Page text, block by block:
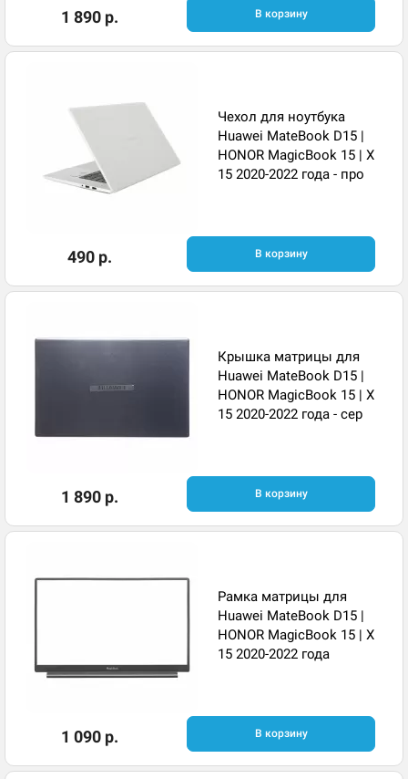
1 890 р. В корзину
Чехол для ноутбука
Huawei MateBook D15 |
HONOR MagicBook 15 | X
15 2020-2022 года - про
490 р. В корзину
Крышка матрицы для
Huawei MateBook D15 |
HONOR MagicBook 15 | X
15 2020-2022 года - сер
1 890 р. В корзину
Рамка матрицы для
Huawei MateBook D15 |
HONOR MagicBook 15 | X
15 2020-2022 года
1 090 р. В корзину